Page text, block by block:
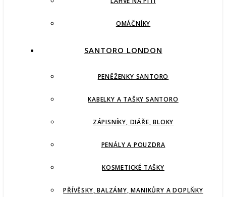
OMÁČNÍKY
SANTORO LONDON
PENĚŽENKY SANTORO
KABELKY A TAŠKY SANTORO
ZÁPISNÍKY, DIÁŘE, BLOKY
PENÁLY A POUZDRA
KOSMETICKÉ TAŠKY
PŘÍVĚSKY, BALZÁMY, MANIKŮRY A DOPLŇKY